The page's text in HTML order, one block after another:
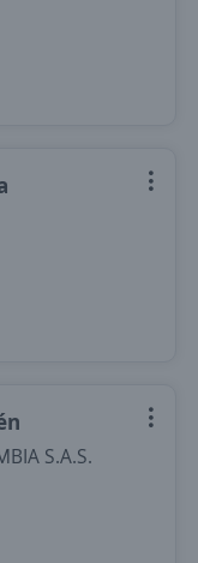
S.A.S.